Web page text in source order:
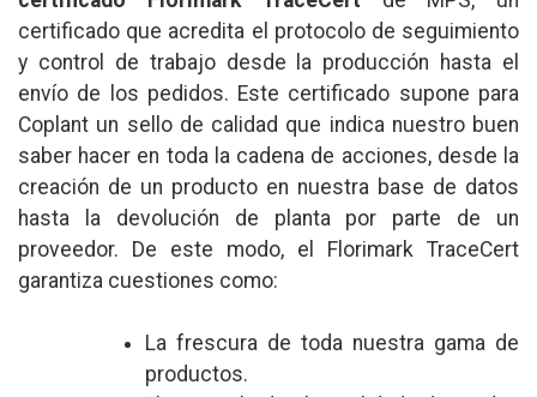
certificado que acredita el protocolo de seguimiento
y control de trabajo desde la producción hasta el
envío de los pedidos. Este certificado supone para
Coplant un sello de calidad que indica nuestro buen
saber hacer en toda la cadena de acciones, desde la
creación de un producto en nuestra base de datos
hasta la devolución de planta por parte de un
proveedor. De este modo, el Florimark TraceCert
garantiza cuestiones como:
La frescura de toda nuestra gama de
productos.